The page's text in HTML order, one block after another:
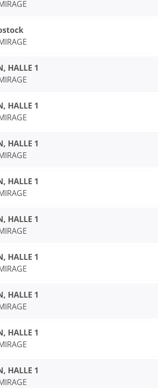
HALLE 1
HALLE 1
HALLE 1
HALLE 1
HALLE 1
HALLE 1
HALLE 1
HALLE 1
HALLE 1